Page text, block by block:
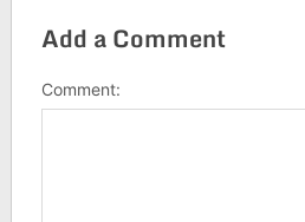
Add a Comment
Comment: